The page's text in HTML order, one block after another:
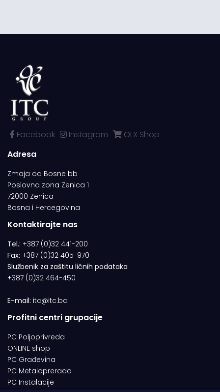
Facebook Instagram
OLX Shop
Adresa
Zmaja od Bosne bb
Poslovna zona Zenica 1
72000 Zenica
Bosna i Hercegovina
Kontaktirajte nas
Tel.: +387 (0)32 441-200
Fax: +387 (0)32 405-970
Službenik za zaštitu ličnih podataka
+387 (0)32 464-450
E-mail: itc@itc.ba
Profitni centri grupacije
PC Poljoprivreda
ONLINE shop
PC Građevina
PC Metaloprerada
PC Instalacije